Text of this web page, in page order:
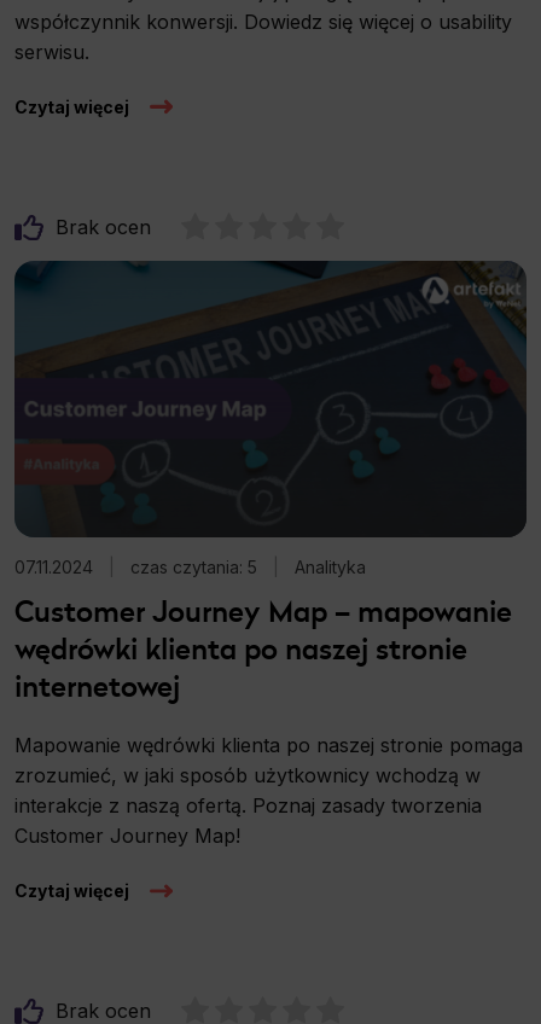
współczynnik konwersji. Dowiedz się więcej o usability
serwisu.
Czytaj więcej
Brak ocen
07.11.2024 czas czytania: 5 Analityka
Customer Journey Map – mapowanie
wędrówki klienta po naszej stronie
internetowej
Mapowanie wędrówki klienta po naszej stronie pomaga
zrozumieć, w jaki sposób użytkownicy wchodzą w
interakcje z naszą ofertą. Poznaj zasady tworzenia
Customer Journey Map!
Czytaj więcej
Brak ocen